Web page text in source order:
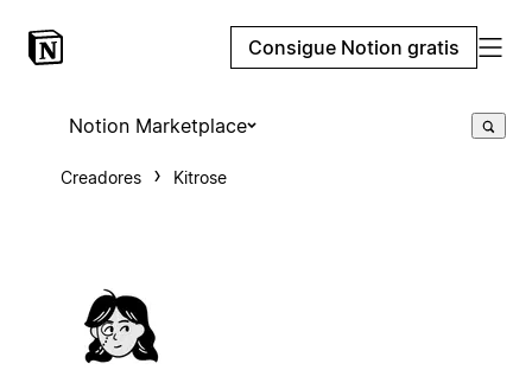
Consigue Notion gratis
Notion Marketplace
Creadores Kitrose